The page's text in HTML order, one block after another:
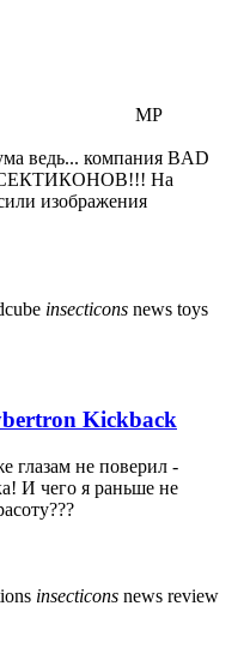
MP
ведь... компания BAD
На
изображения
insecticons news toys
Kickback
глазам не поверил -
И чего я раньше не
insecticons news review